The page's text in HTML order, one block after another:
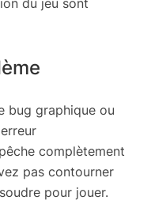
du jeu sont
bug graphique ou
complètement
pas contourner
pour jouer.